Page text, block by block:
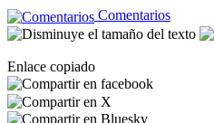
Comentarios
Enlace copiado